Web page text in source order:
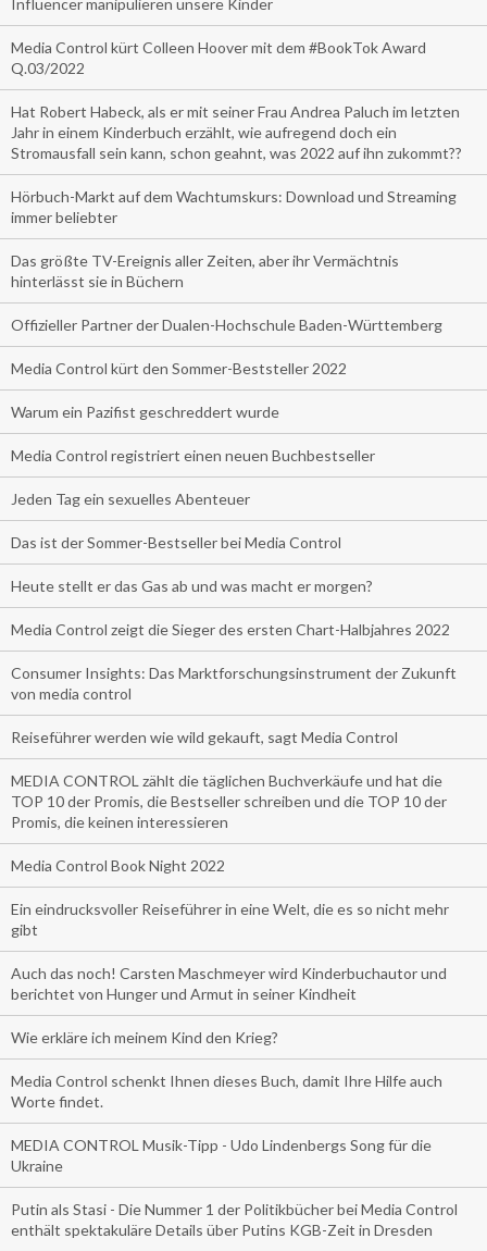
Influencer manipulieren unsere Kinder
Media Control kürt Colleen Hoover mit dem #BookTok Award
Q.03/2022
Hat Robert Habeck, als er mit seiner Frau Andrea Paluch im letzten
Jahr in einem Kinderbuch erzählt, wie aufregend doch ein
Stromausfall sein kann, schon geahnt, was 2022 auf ihn zukommt??
Hörbuch-Markt auf dem Wachtumskurs: Download und Streaming
immer beliebter
Das größte TV-Ereignis aller Zeiten, aber ihr Vermächtnis
hinterlässt sie in Büchern
Offizieller Partner der Dualen-Hochschule Baden-Württemberg
Media Control kürt den Sommer-Beststeller 2022
Warum ein Pazifist geschreddert wurde
Media Control registriert einen neuen Buchbestseller
Jeden Tag ein sexuelles Abenteuer
Das ist der Sommer-Bestseller bei Media Control
Heute stellt er das Gas ab und was macht er morgen?
Media Control zeigt die Sieger des ersten Chart-Halbjahres 2022
Consumer Insights: Das Marktforschungsinstrument der Zukunft
von media control
Reiseführer werden wie wild gekauft, sagt Media Control
MEDIA CONTROL zählt die täglichen Buchverkäufe und hat die
TOP 10 der Promis, die Bestseller schreiben und die TOP 10 der
Promis, die keinen interessieren
Media Control Book Night 2022
Ein eindrucksvoller Reiseführer in eine Welt, die es so nicht mehr
gibt
Auch das noch! Carsten Maschmeyer wird Kinderbuchautor und
berichtet von Hunger und Armut in seiner Kindheit
Wie erkläre ich meinem Kind den Krieg?
Media Control schenkt Ihnen dieses Buch, damit Ihre Hilfe auch
Worte findet.
MEDIA CONTROL Musik-Tipp - Udo Lindenbergs Song für die
Ukraine
Putin als Stasi - Die Nummer 1 der Politikbücher bei Media Control
enthält spektakuläre Details über Putins KGB-Zeit in Dresden